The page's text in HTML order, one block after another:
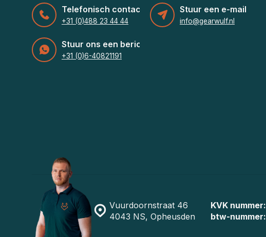
Telefonisch contact
+31 (0)488 23 44 44
Stuur een e-mail
info@gearwulf.nl
Stuur ons een bericht
+31 (0)6-40821191
Vuurdoornstraat 46
4043 NS, Opheusden
KVK nummer:
btw-nummer: